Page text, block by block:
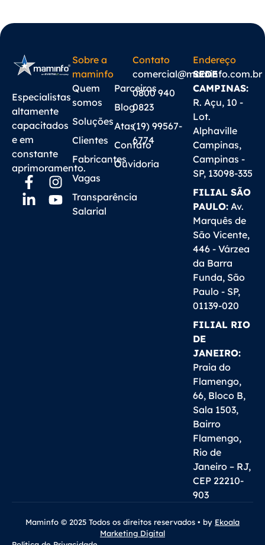
Especialistas
altamente
capacitados
e em
constante
aprimoramento.
Sobre a
maminfo
Quem
somos
Soluções
Clientes
Fabricantes
Vagas
Transparência
Salarial
Parceiros
Blog
Atas
Contato
Ouvidoria
Contato
comercial@maminfo.com.br
0800 940
0823
(19) 99567-
6774
Endereço
SEDE
CAMPINAS:
R. Açu, 10 -
Lot.
Alphaville
Campinas,
Campinas -
SP, 13098-335
FILIAL SÃO
PAULO: Av.
Marquês de
São Vicente,
446 - Várzea
da Barra
Funda, São
Paulo - SP,
01139-020
FILIAL RIO
DE
JANEIRO:
Praia do
Flamengo,
66, Bloco B,
Sala 1503,
Bairro
Flamengo,
Rio de
Janeiro – RJ,
CEP 22210-
903
Maminfo © 2025 Todos os direitos reservados • by Ekoala
Marketing Digital